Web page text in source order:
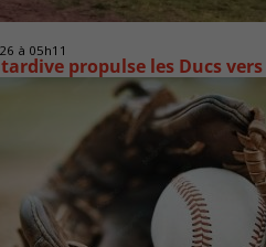
à 05h11
propulse les Ducs